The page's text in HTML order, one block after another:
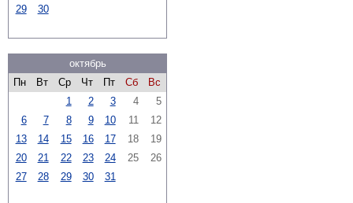
29
30
октябрь
Пн
Вт Ср Чт Пт Сб
Вс
1
2 3 4
5
6
7 8 9 10 11
12
13
14 15 16 17 18
19
20
21 22 23 24 25
26
27
28 29 30 31